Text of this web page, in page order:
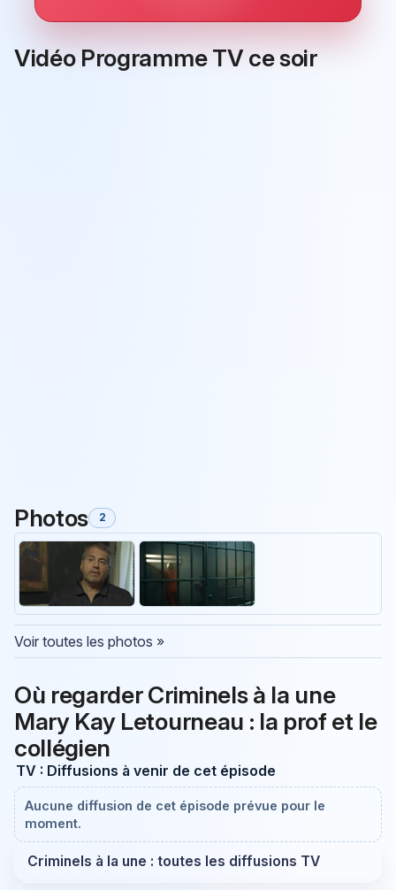
Vidéo Programme TV ce soir
Photos 2
Voir toutes les photos »
Où regarder Criminels à la une
Mary Kay Letourneau : la prof et le
collégien
TV : Diffusions à venir de cet épisode
Aucune diffusion de cet épisode prévue pour le
moment.
Criminels à la une : toutes les diffusions TV